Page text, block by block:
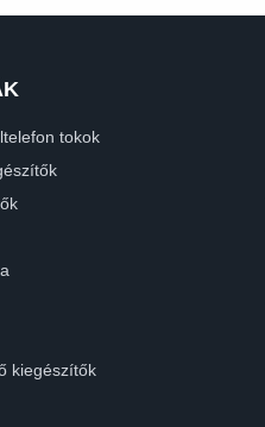
tokok
kiegészítők